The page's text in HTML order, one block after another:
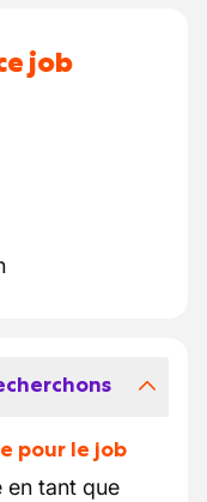
job
pour le job
en tant que